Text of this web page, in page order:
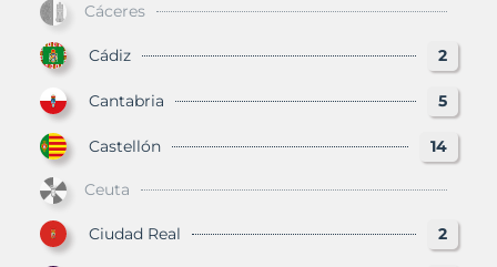
Cáceres
Cádiz 2
Cantabria 5
Castellón 14
Ceuta
Ciudad Real 2